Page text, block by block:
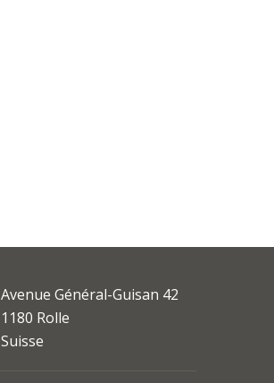
Avenue Général-Guisan 42
1180 Rolle
Suisse